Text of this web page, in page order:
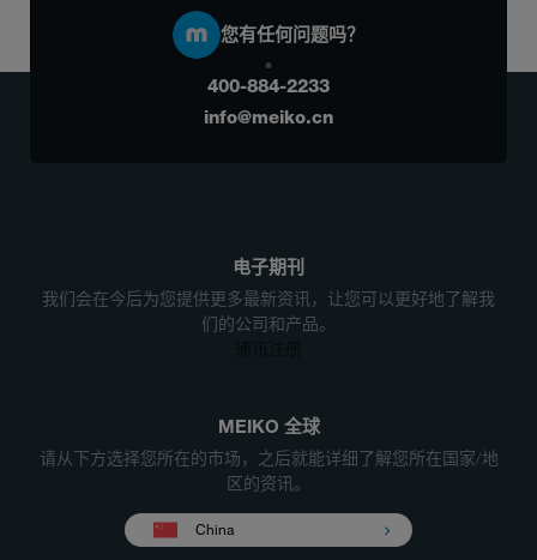
您有任何问题吗？
400-884-2233
info@meiko.cn
电子期刊
我们会在今后为您提供更多最新资讯，让您可以更好地了解我
们的公司和产品。
MEIKO 全球
请从下方选择您所在的市场，之后就能详细了解您所在国家/地
区的资讯。
China